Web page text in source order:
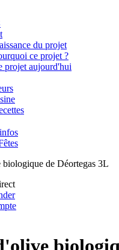
du projet
ce projet ?
projet aujourd'hui
de Déortegas 3L